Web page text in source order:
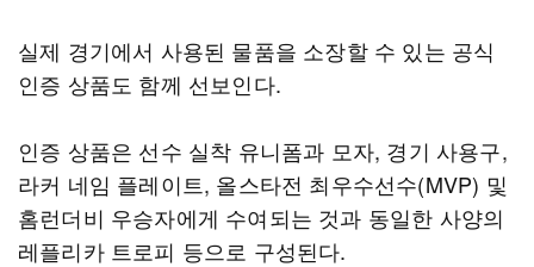
실제 경기에서 사용된 물품을 소장할 수 있는 공식
인증 상품도 함께 선보인다.
인증 상품은 선수 실착 유니폼과 모자, 경기 사용구,
라커 네임 플레이트, 올스타전 최우수선수(MVP) 및
홈런더비 우승자에게 수여되는 것과 동일한 사양의
레플리카 트로피 등으로 구성된다.